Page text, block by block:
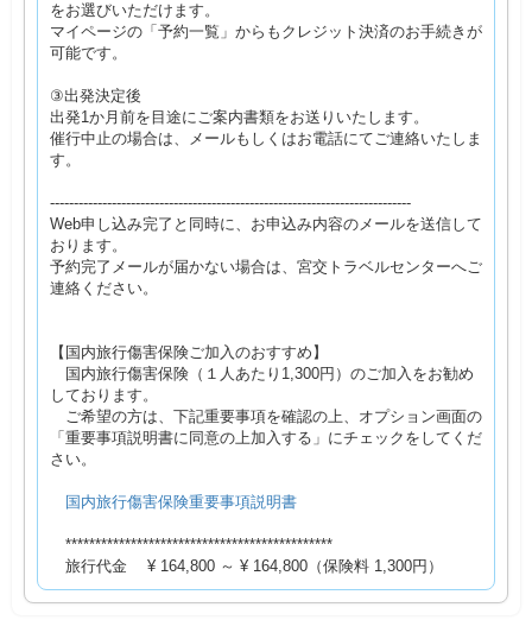
をお選びいただけます。
マイページの「予約一覧」からもクレジット決済のお手続きが
可能です。
③出発決定後
出発1か月前を目途にご案内書類をお送りいたします。
催行中止の場合は、メールもしくはお電話にてご連絡いたしま
す。
----------------------------------------------------------------------------
Web申し込み完了と同時に、お申込み内容のメールを送信して
おります。
予約完了メールが届かない場合は、宮交トラベルセンターへご
連絡ください。
【国内旅行傷害保険ご加入のおすすめ】
国内旅行傷害保険（１人あたり1,300円）のご加入をお勧め
しております。
ご希望の方は、下記重要事項を確認の上、オプション画面の
「重要事項説明書に同意の上加入する」にチェックをしてくだ
さい。
国内旅行傷害保険重要事項説明書
*********************************************
旅行代金 ¥ 164,800 ～ ¥ 164,800（保険料 1,300円）